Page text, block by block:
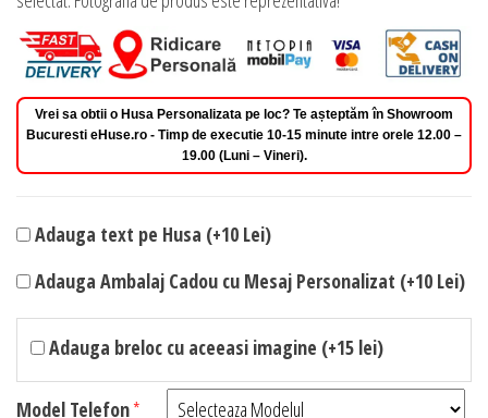
Vrei sa obtii o Husa Personalizata pe loc? Te așteptăm în Showroom
Bucuresti eHuse.ro - Timp de executie 10-15 minute intre orele 12.00 –
19.00 (Luni – Vineri).
Adauga text pe Husa (+10 Lei)
Adauga Ambalaj Cadou cu Mesaj Personalizat (+10 Lei)
Adauga breloc cu aceeasi imagine (+15 lei)
Model Telefon*